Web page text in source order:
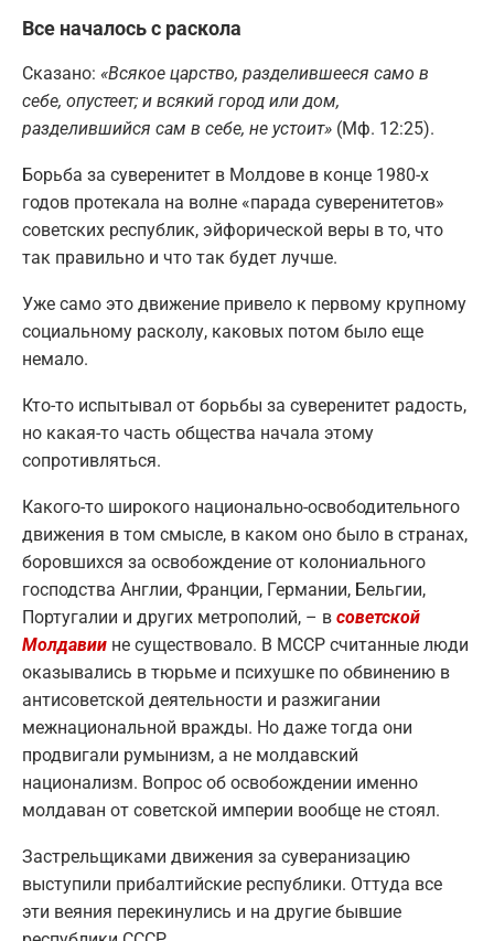
Все началось с раскола
Сказано: «Всякое царство, разделившееся само в
себе, опустеет; и всякий город или дом,
разделившийся сам в себе, не устоит» (Мф. 12:25).
Борьба за суверенитет в Молдове в конце 1980-х
годов протекала на волне «парада суверенитетов»
советских республик, эйфорической веры в то, что
так правильно и что так будет лучше.
Уже само это движение привело к первому крупному
социальному расколу, каковых потом было еще
немало.
Кто-то испытывал от борьбы за суверенитет радость,
но какая-то часть общества начала этому
сопротивляться.
Какого-то широкого национально-освободительного
движения в том смысле, в каком оно было в странах,
боровшихся за освобождение от колониального
господства Англии, Франции, Германии, Бельгии,
Португалии и других метрополий, – в советской
Молдавии не существовало. В МССР считанные люди
оказывались в тюрьме и психушке по обвинению в
антисоветской деятельности и разжигании
межнациональной вражды. Но даже тогда они
продвигали румынизм, а не молдавский
национализм. Вопрос об освобождении именно
молдаван от советской империи вообще не стоял.
Застрельщиками движения за суверанизацию
выступили прибалтийские республики. Оттуда все
эти веяния перекинулись и на другие бывшие